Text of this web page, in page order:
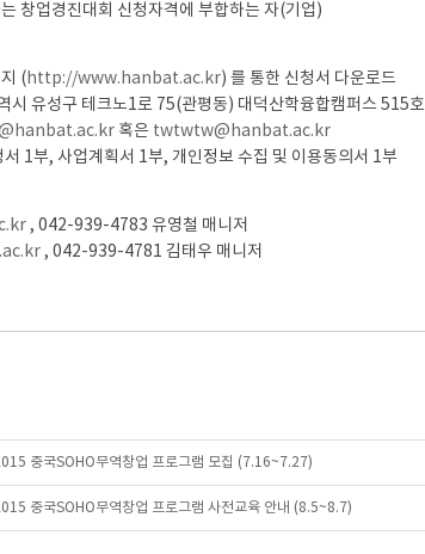
창업경진대회 신청자격에 부합하는 자(기업)
( http://www.hanbat.ac.kr) 를 통한 신청서 다운로드
시 유성구 테크노1로 75(관평동) 대덕산학융합캠퍼스 515호
혹은 twtwtw@hanbat.ac.kr
1부, 사업계획서 1부, 개인정보 수집 및 이용동의서 1부
, 042-939-4783 유영철 매니저
, 042-939-4781 김태우 매니저
중국SOHO무역창업 프로그램 모집 (7.16~7.27)
중국SOHO무역창업 프로그램 사전교육 안내 (8.5~8.7)